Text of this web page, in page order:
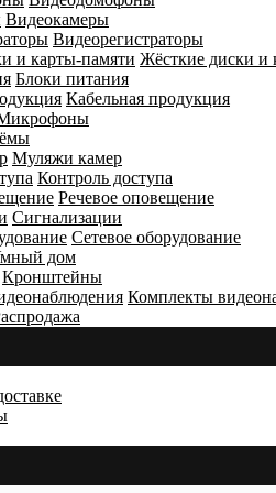
Видеокамеры
Видеорегистраторы
Жёсткие диски и
Блоки питания
Кабельная продукция
Муляжи камер
Контроль доступа
Речевое оповещение
Сигнализации
Сетевое оборудование
дом
Кронштейны
Комплекты